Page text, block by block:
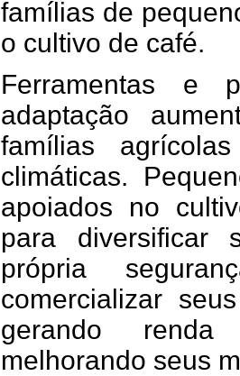
famílias de
o cultivo de café.
Ferramentas e
adaptação
famílias
climáticas.
apoiados no
para diversificar
própria
comercializar
gerando
melhorando seus